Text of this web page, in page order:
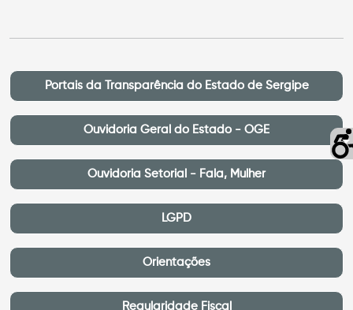
Portais da Transparência do Estado de Sergipe
Ouvidoria Geral do Estado - OGE
Ouvidoria Setorial - Fala, Mulher
LGPD
Orientações
Regularidade Fiscal